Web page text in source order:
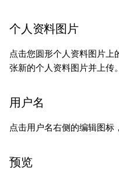
个人资料图片
点击您圆形个人资料图片上
张新的个人资料图片并上传。
用户名
点击用户名右侧的编辑图
预览